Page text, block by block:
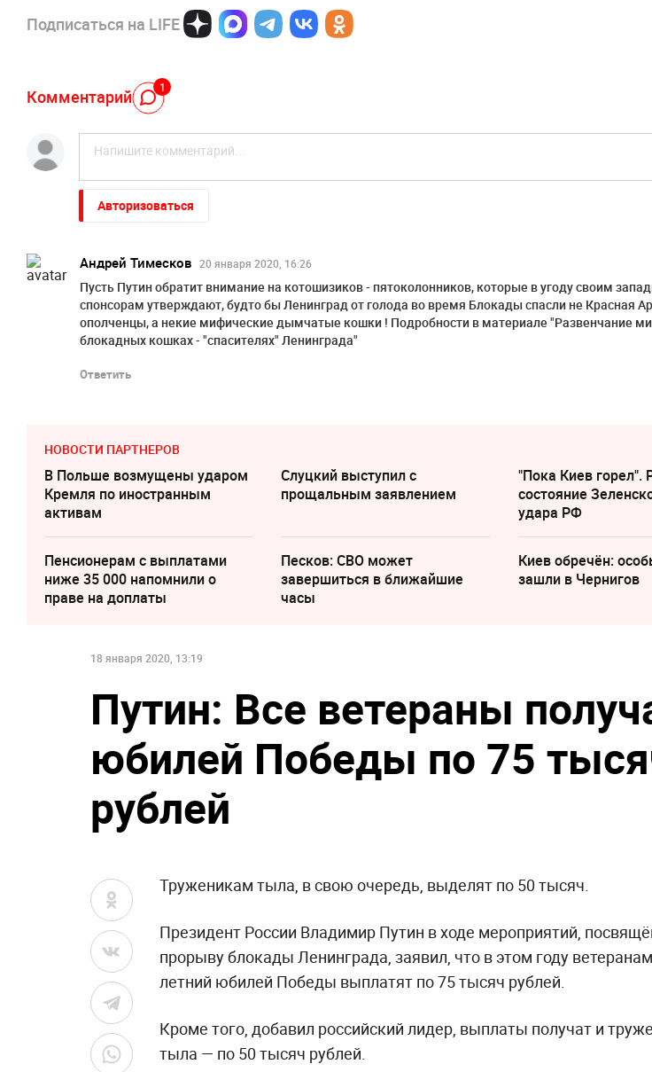
Подписаться на LIFE
Комментарий 1
Авторизоваться
Андрей Тимесков 20 января 2020, 16:26
Пусть Путин обратит внимание на котошизиков - пятоколонников, которые в угоду своим
спонсорам утверждают, будто бы Ленинград от голода во время Блокады спасли не Красная
ополченцы, а некие мифические дымчатые кошки ! Подробности в материале "Развенчание
блокадных кошках - "спасителях" Ленинграда"
Ответить
НОВОСТИ ПАРТНЕРОВ
В Польше возмущены ударом
Кремля по иностранным
активам
Слуцкий выступил с
прощальным заявлением
"Пока Киев горел".
состояние
удара РФ
Пенсионерам с выплатами
ниже 35 000 напомнили о
праве на доплаты
Песков: СВО может
завершиться в ближайшие
часы
Киев обречён:
зашли в Чернигов
18 января 2020, 13:19
Путин: Все ветераны
юбилей Победы по 75
рублей
Труженикам тыла, в свою очередь, выделят по 50 тысяч.
Президент России Владимир Путин в ходе мероприятий,
прорыву блокады Ленинграда, заявил, что в этом году
летний юбилей Победы выплатят по 75 тысяч рублей.
Кроме того, добавил российский лидер, выплаты получат и
тыла — по 50 тысяч рублей.